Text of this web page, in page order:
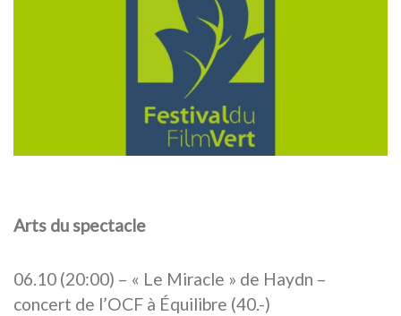
Arts du spectacle
06.10 (20:00) – « Le Miracle » de Haydn –
concert de l’OCF à Équilibre (40.-)